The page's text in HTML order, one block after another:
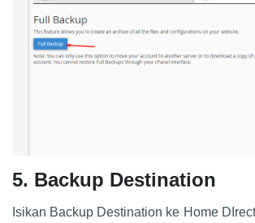
5. Backup Destination
Isikan Backup Destination ke Home